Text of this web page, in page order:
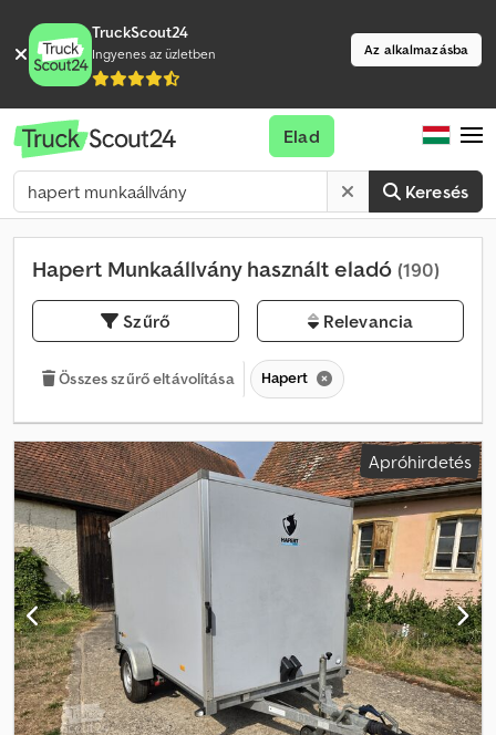
TruckScout24
Ingyenes az üzletben Az alkalmazásba
Keresés
Elad
Hapert Munkaállvány használt eladó (190)
Szűrő Relevancia
Összes szűrő eltávolítása Hapert
Apróhirdetés